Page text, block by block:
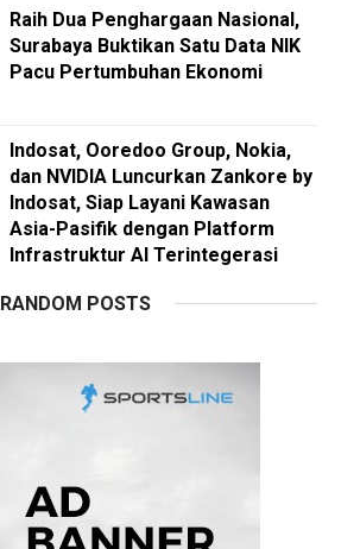
Raih Dua Penghargaan Nasional,
Surabaya Buktikan Satu Data NIK
Pacu Pertumbuhan Ekonomi
Indosat, Ooredoo Group, Nokia,
dan NVIDIA Luncurkan Zankore by
Indosat, Siap Layani Kawasan
Asia-Pasifik dengan Platform
Infrastruktur AI Terintegerasi
RANDOM POSTS